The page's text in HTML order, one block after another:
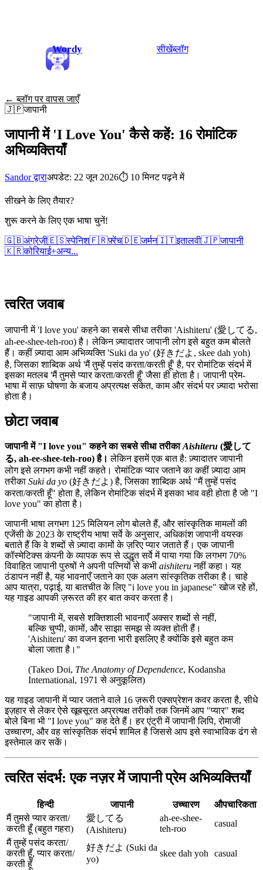
Wordy सीखेंब्लॉग
← ब्लॉग पर वापस जाएँ
🇯🇵जापानी
जापानी में 'I Love You' कैसे कहें: 16 रोमांटिक
अभिव्यक्तियाँ
Sandor द्वाराअपडेट: 22 जून 2026⏱ 10 मिनट पढ़ने में
सीखने के लिए तैयार?
शुरू करने के लिए एक भाषा चुनें!
🇬🇧अंग्रेज़ी🇪🇸स्पेनिश🇫🇷फ़्रेंच🇩🇪जर्मन🇮🇹इतालवी🇯🇵जापानी
🇰🇷कोरियाई+अन्य...
त्वरित जवाब
जापानी में 'I love you' कहने का सबसे सीधा तरीका 'Aishiteru' (愛してる,
ah-ee-shee-teh-roo) है। लेकिन ज़्यादातर जापानी लोग इसे बहुत कम बोलते
हैं। कहीं ज़्यादा आम अभिव्यक्ति 'Suki da yo' (好きだよ, skee dah yoh)
है, जिसका शाब्दिक अर्थ 'मैं तुम्हें पसंद करता/करती हूँ' है, पर रोमांटिक संदर्भ में
इसका मतलब 'मैं तुमसे प्यार करता/करती हूँ' जैसा ही होता है। जापानी प्रेम-
भाषा में साफ़ घोषणा के बजाय अप्रत्यक्ष संकेत, काम और संदर्भ पर ज़्यादा भरोसा
होता है।
छोटा जवाब
जापानी में "I love you" कहने का सबसे सीधा तरीकाAishiteru (愛して
る, ah-ee-shee-teh-roo) है। लेकिन इसमें एक बात है: ज़्यादातर जापानी
लोग इसे लगभग कभी नहीं कहते। रोमांटिक प्यार जताने का कहीं ज़्यादा आम
तरीका Suki da yo (好きだよ) है, जिसका शाब्दिक अर्थ "मैं तुम्हें पसंद
करता/करती हूँ" होता है, लेकिन रोमांटिक संदर्भ में इसका भाव वही होता है जो "I
love you" का होता है।
जापानी भाषा लगभग 125 मिलियन लोग बोलते हैं, और सांस्कृतिक मामलों की
एजेंसी के 2023 के राष्ट्रीय भाषा सर्वे के अनुसार, अधिकांश जापानी वयस्क
बताते हैं कि वे शब्दों से ज़्यादा कामों के ज़रिए प्यार जताते हैं। एक जापानी
कॉस्मेटिक्स कंपनी के व्यापक रूप से उद्धृत सर्वे में पाया गया कि लगभग 70%
विवाहित जापानी पुरुषों ने अपनी पत्नियों से कभी aishiteruनहीं कहा। यह
ठंडापन नहीं है, यह भावनाएँ जताने का एक अलग सांस्कृतिक तरीका है। चाहे
आप यात्रा, पढ़ाई, या बातचीत के लिए "i love you in japanese" खोज रहे हों,
यह गाइड आपकी ज़रूरत की हर बात कवर करता है।
"जापानी में, सबसे शक्तिशाली भावनाएँ अक्सर शब्दों से नहीं,
बल्कि चुप्पी, कामों, और साझा समझ से व्यक्त होती हैं।
'Aishiteru' का वजन इतना भारी इसलिए है क्योंकि इसे बहुत कम
बोला जाता है।"
(Takeo Doi, The Anatomy of Dependence, Kodansha
International, 1971 से अनुकूलित)
यह गाइड जापानी में प्यार जताने वाले 16 ज़रूरी एक्सप्रेशन कवर करता है, सीधे
इज़हार से लेकर ऐसे खूबसूरत अप्रत्यक्ष तरीकों तक जिनमें आप "प्यार" शब्द
बोले बिना भी "I love you" कह देते हैं। हर एंट्री में जापानी लिपि, रोमाजी
उच्चारण, और वह सांस्कृतिक संदर्भ शामिल है जिससे आप इसे स्वाभाविक ढंग से
इस्तेमाल कर सकें।
त्वरित संदर्भ: एक नज़र में जापानी प्रेम अभिव्यक्तियाँ
हिन्दी जापानी उच्चारण
औपचारिकता
मैं तुमसे प्यार करता/
करती हूँ (बहुत गहरा)
愛してる
(Aishiteru)
ah-ee-shee-
teh-roo
casual
मैं तुम्हें पसंद करता/
करती हूँ, प्यार करता/
करती हूँ
好きだよ (Suki da
yo)
skee dah yoh casual